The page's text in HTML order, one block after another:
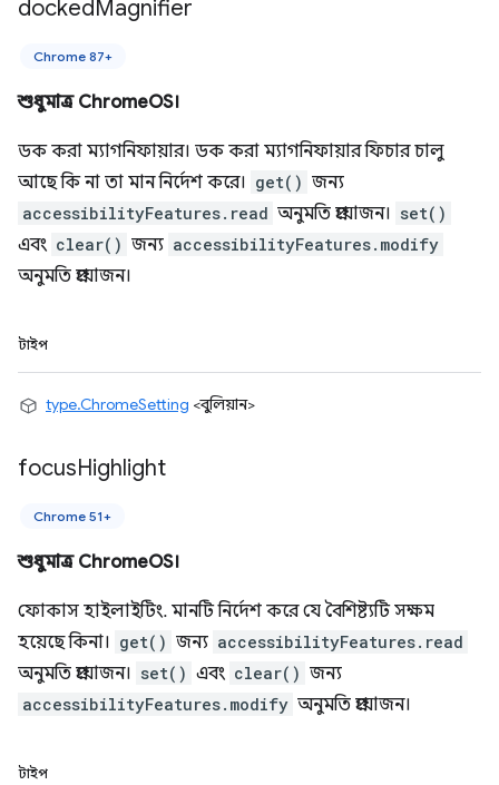
dockedMagnifier
Chrome 87+
শুধুমাত্র ChromeOS।
ডক করা ম্যাগনিফায়ার। ডক করা ম্যাগনিফায়ার ফিচার চালু
আছে কি না তা মান নির্দেশ করে। get() জন্য
accessibilityFeatures.read অনুমতি প্রয়োজন। set()
এবং clear() জন্য accessibilityFeatures.modify
অনুমতি প্রয়োজন।
টাইপ
type.ChromeSetting <বুলিয়ান>
focusHighlight
Chrome 51+
শুধুমাত্র ChromeOS।
ফোকাস হাইলাইটিং. মানটি নির্দেশ করে যে বৈশিষ্ট্যটি সক্ষম
হয়েছে কিনা। get() জন্য accessibilityFeatures.read
অনুমতি প্রয়োজন। set() এবং clear() জন্য
accessibilityFeatures.modify অনুমতি প্রয়োজন।
টাইপ